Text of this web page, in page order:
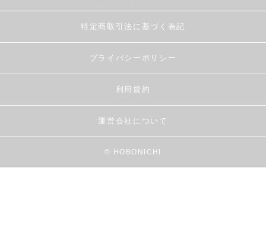
特定商取引法に基づく表記
プライバシーポリシー
利用規約
運営会社について
© HOBONICHI